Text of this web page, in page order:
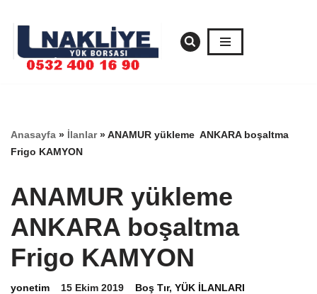
geç
Anasayfa » İlanlar»ANAMUR yükleme ANKARA boşaltma
Frigo KAMYON
ANAMUR yükleme
ANKARA boşaltma
Frigo KAMYON
yonetim 15 Ekim 2019 Boş Tır, YÜK İLANLARI